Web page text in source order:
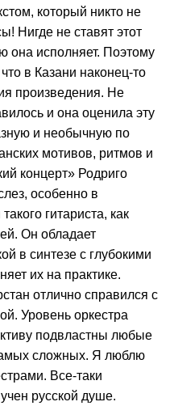
который никто не
Нигде не ставят этот
она исполняет. Поэтому
в Казани наконец-то
произведения. Не
и она оценила эту
и необычную по
мотивов, ритмов и
концерт» Родриго
особенно в
гитариста, как
Он обладает
в синтезе с глубокими
их на практике.
отлично справился с
Уровень оркестра
подвластны любые
сложных. Я люблю
Все-таки
русской душе.